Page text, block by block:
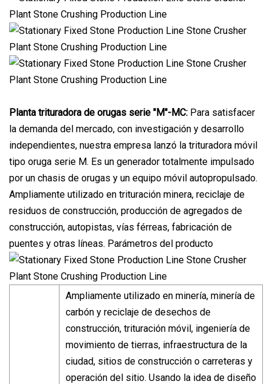
Planta trituradora de orugas serie "M"-MC: Para satisfacer
la demanda del mercado, con investigación y desarrollo
independientes, nuestra empresa lanzó la trituradora móvil
tipo oruga serie M. Es un generador totalmente impulsado
por un chasis de orugas y un equipo móvil autopropulsado.
Ampliamente utilizado en trituración minera, reciclaje de
residuos de construcción, producción de agregados de
construcción, autopistas, vías férreas, fabricación de
puentes y otras líneas. Parámetros del producto
Ampliamente utilizado en minería, minería de
carbón y reciclaje de desechos de
construcción, trituración móvil, ingeniería de
movimiento de tierras, infraestructura de la
ciudad, sitios de construcción o carreteras y
operación del sitio. Usando la idea de diseño